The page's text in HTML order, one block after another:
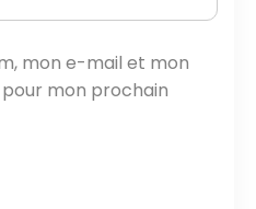
mon e-mail et mon
mon prochain